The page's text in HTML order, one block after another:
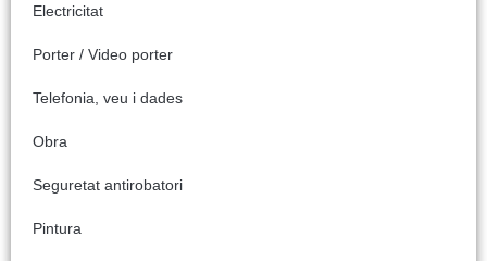
Electricitat
Porter / Video porter
Telefonia, veu i dades
Obra
Seguretat antirobatori
Pintura